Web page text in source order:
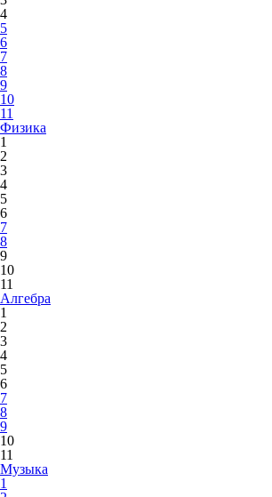
4
5
6
7
8
9
10
11
Физика
1
2
3
4
5
6
7
8
9
10
11
Алгебра
1
2
3
4
5
6
7
8
9
10
11
Музыка
1